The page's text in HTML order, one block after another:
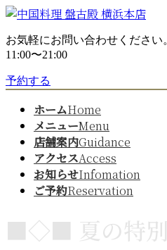
コ
テ
ン
へ
ナ
ゲ
ー
ョ
お気軽にお問い合わせください
11:00〜21:00
予約する
ホームHome
メニューMenu
店舗案内Guidance
アクセスAccess
お知らせInfomation
ご予約Reservation
■◇■ 夏の特別